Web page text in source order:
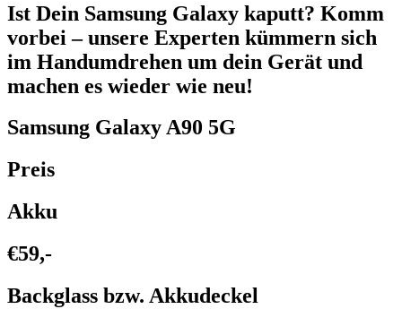
Ist Dein Samsung Galaxy kaputt? Komm
vorbei – unsere Experten kümmern sich
im Handumdrehen um dein Gerät und
machen es wieder wie neu!
Samsung Galaxy A90 5G
Preis
Akku
€59,-
Backglass bzw. Akkudeckel